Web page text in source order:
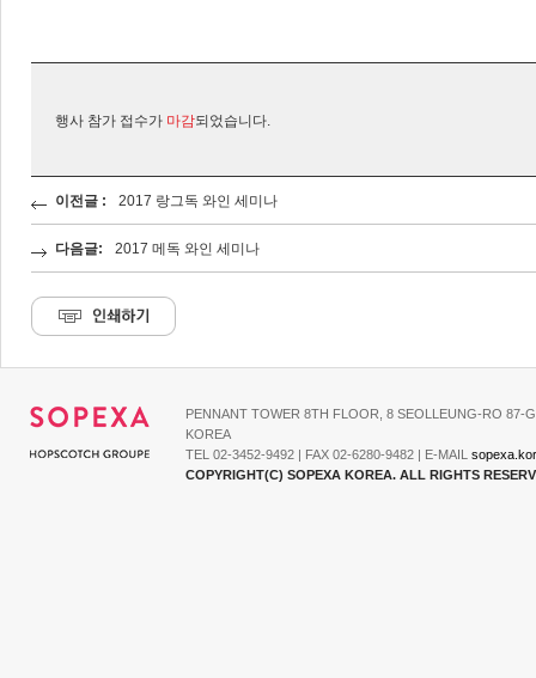
행사 참가 접수가 마감되었습니다.
이전글 : 2017 랑그독 와인 세미나
다음글: 2017 메독 와인 세미나
PENNANT TOWER 8TH FLOOR, 8 SEOLLEUNG-RO 87-
KOREA
TEL 02-3452-9492 | FAX 02-6280-9482 | E-MAIL
COPYRIGHT(C) SOPEXA KOREA. ALL RIGHTS